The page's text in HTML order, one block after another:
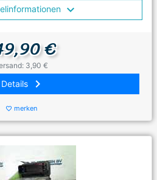
€
3,90 €
Details keyboard_arrow_right
favorite_border merken